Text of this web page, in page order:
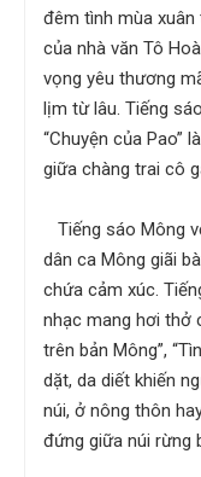
đêm tình mùa xuân
của nhà văn Tô
vọng yêu thương
lịm từ lâu. Tiếng
“Chuyện của Pao”
giữa chàng trai cô
Tiếng sáo Mông
dân ca Mông giãi
chứa cảm xúc.
nhạc mang hơi thở
trên bản Mông”,
dặt, da diết khiến
núi, ở nông thôn
đứng giữa núi rừng